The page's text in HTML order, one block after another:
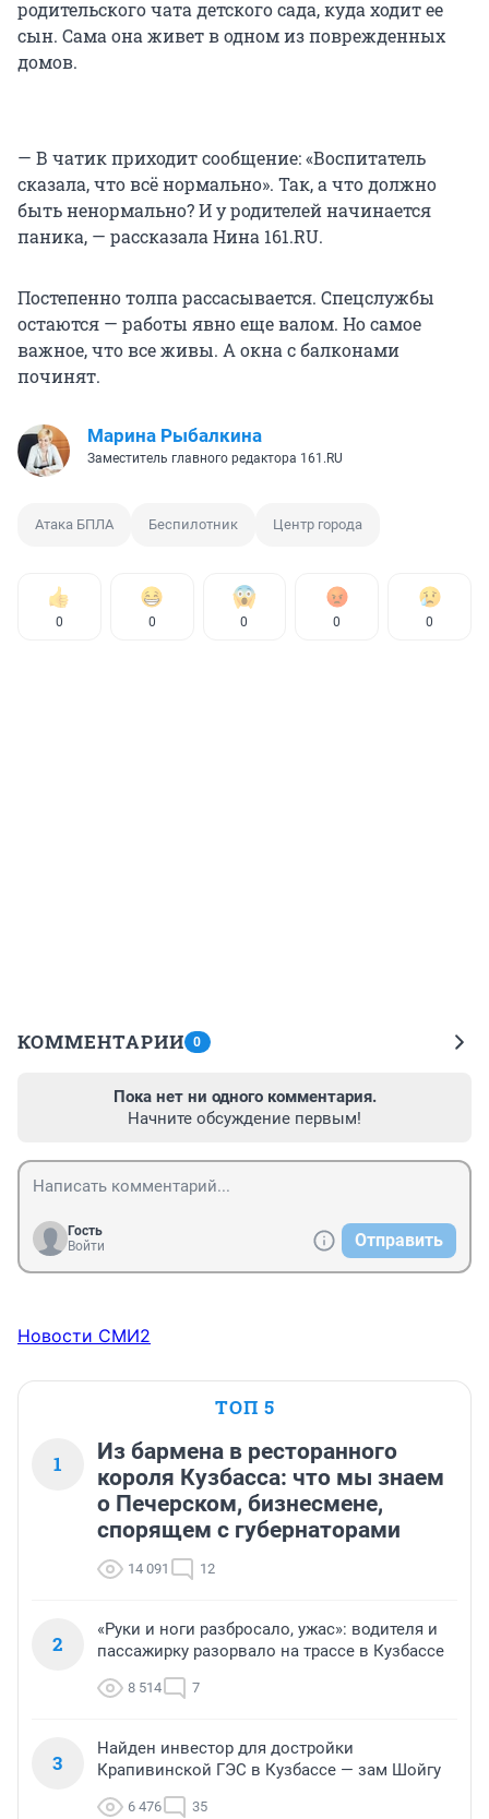
родительского чата детского сада, куда ходит ее
сын. Сама она живет в одном из поврежденных
домов.
— В чатик приходит сообщение: «Воспитатель
сказала, что всё нормально». Так, а что должно
быть ненормально? И у родителей начинается
паника, — рассказала Нина 161.RU.
Постепенно толпа рассасывается. Спецслужбы
остаются — работы явно еще валом. Но самое
важное, что все живы. А окна с балконами
починят.
Марина Рыбалкина
Заместитель главного редактора 161.RU
Атака БПЛА Беспилотник Центр города
0 0 0 0 0
КОММЕНТАРИИ 0
Пока нет ни одного комментария.
Начните обсуждение первым!
Гость
Войти
Отправить
Новости СМИ2
ТОП 5
1
Из бармена в ресторанного
короля Кузбасса: что мы знаем
о Печерском, бизнесмене,
спорящем с губернаторами
14 091 12
2
«Руки и ноги разбросало, ужас»: водителя и
пассажирку разорвало на трассе в Кузбассе
8 514 7
3
Найден инвестор для достройки
Крапивинской ГЭС в Кузбассе — зам Шойгу
6 476 35